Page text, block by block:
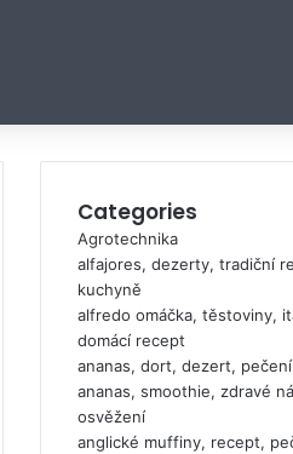
Categories
Agrotechnika
alfajores, dezerty, tradiční
kuchyně
alfredo omáčka, těstoviny,
domácí recept
ananas, dort, dezert,
ananas, smoothie, zdravé
osvěžení
anglické muffiny, recept,